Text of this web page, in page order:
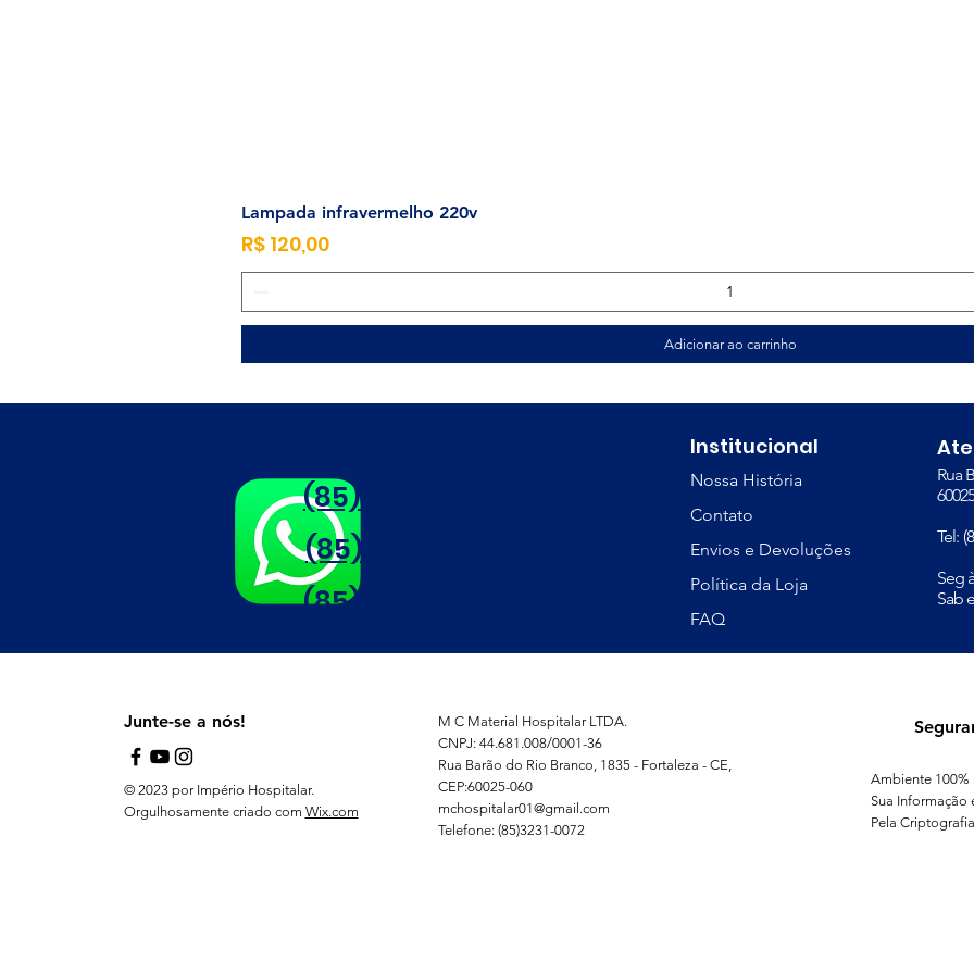
Lampada infravermelho 220v
Preço
R$ 120,00
Adicionar ao carrinho
(85)98985-8748
(85)99109-8379
(85)98996-9581
Institucional
Nossa História
Contato
Envios e Devoluções
Política da Loja
FAQ
Rua
Tel:
​Seg
Sab
Junte-se a nós!
© 2023 por Império Hospitalar.
Orgulhosamente criado com Wix.com
M C Material Hospitalar LTDA.
CNPJ: 44.681.008/0001-36
Rua Barão do Rio Branco, 1835 - Fortaleza - CE,
CEP:60025-060
mchospitalar01@gmail.com
Telefone: (85)3231-0072
Ambiente 100%
Sua Informação
Pela